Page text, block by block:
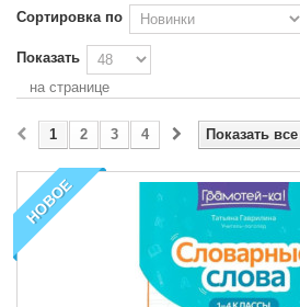
Сортировка по
Показать
на странице
Показать все
1 2 3 4
НОВОЕ